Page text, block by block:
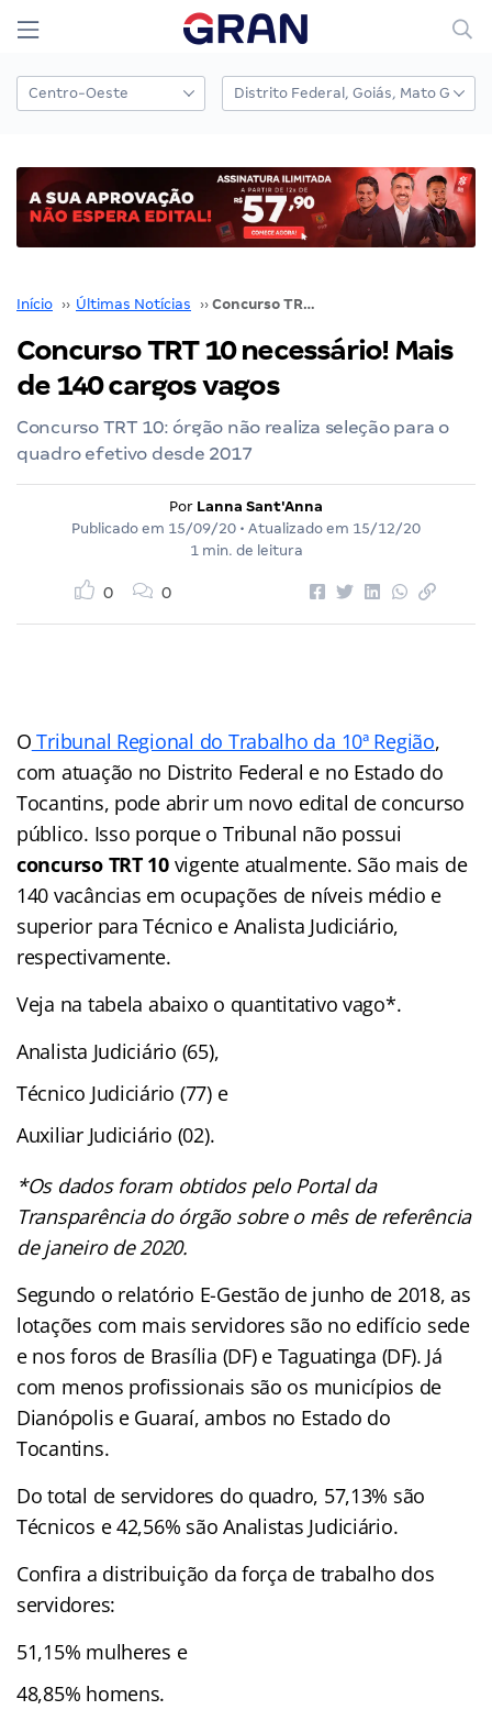
Início ›› Últimas Notícias ›› Concurso TRT 10 necessário! Mais de 140 cargos vagos
Concurso TRT 10 necessário! Mais
de 140 cargos vagos
Concurso TRT 10: órgão não realiza seleção para o
quadro efetivo desde 2017
Por Lanna Sant'Anna
Publicado em 15/09/20 • Atualizado em 15/12/20
1 min. de leitura
0 0
O Tribunal Regional do Trabalho da 10ª Região,
com atuação no Distrito Federal e no Estado do
Tocantins, pode abrir um novo edital de concurso
público. Isso porque o Tribunal não possui
concurso TRT 10vigente atualmente. São mais de
140 vacâncias em ocupações de níveis médio e
superior para Técnico e Analista Judiciário,
respectivamente.
Veja na tabela abaixo o quantitativo vago*.
Analista Judiciário (65),
Técnico Judiciário (77) e
Auxiliar Judiciário (02).
*Os dados foram obtidos pelo Portal da
Transparência do órgão sobre o mês de referência
de janeiro de 2020.
Segundo o relatório E-Gestão de junho de 2018, as
lotações com mais servidores são no edifício sede
e nos foros de Brasília (DF) e Taguatinga (DF). Já
com menos profissionais são os municípios de
Dianópolis e Guaraí, ambos no Estado do
Tocantins.
Do total de servidores do quadro, 57,13% são
Técnicos e 42,56% são Analistas Judiciário.
Confira a distribuição da força de trabalho dos
servidores:
51,15% mulheres e
48,85% homens.